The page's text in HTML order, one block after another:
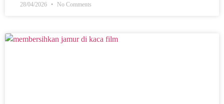
28/04/2026 No Comments